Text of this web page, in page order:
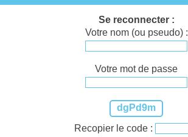
Se reconnecter :
Votre nom (ou pseudo) :
Votre mot de passe
dgPd9m
Recopier le code :